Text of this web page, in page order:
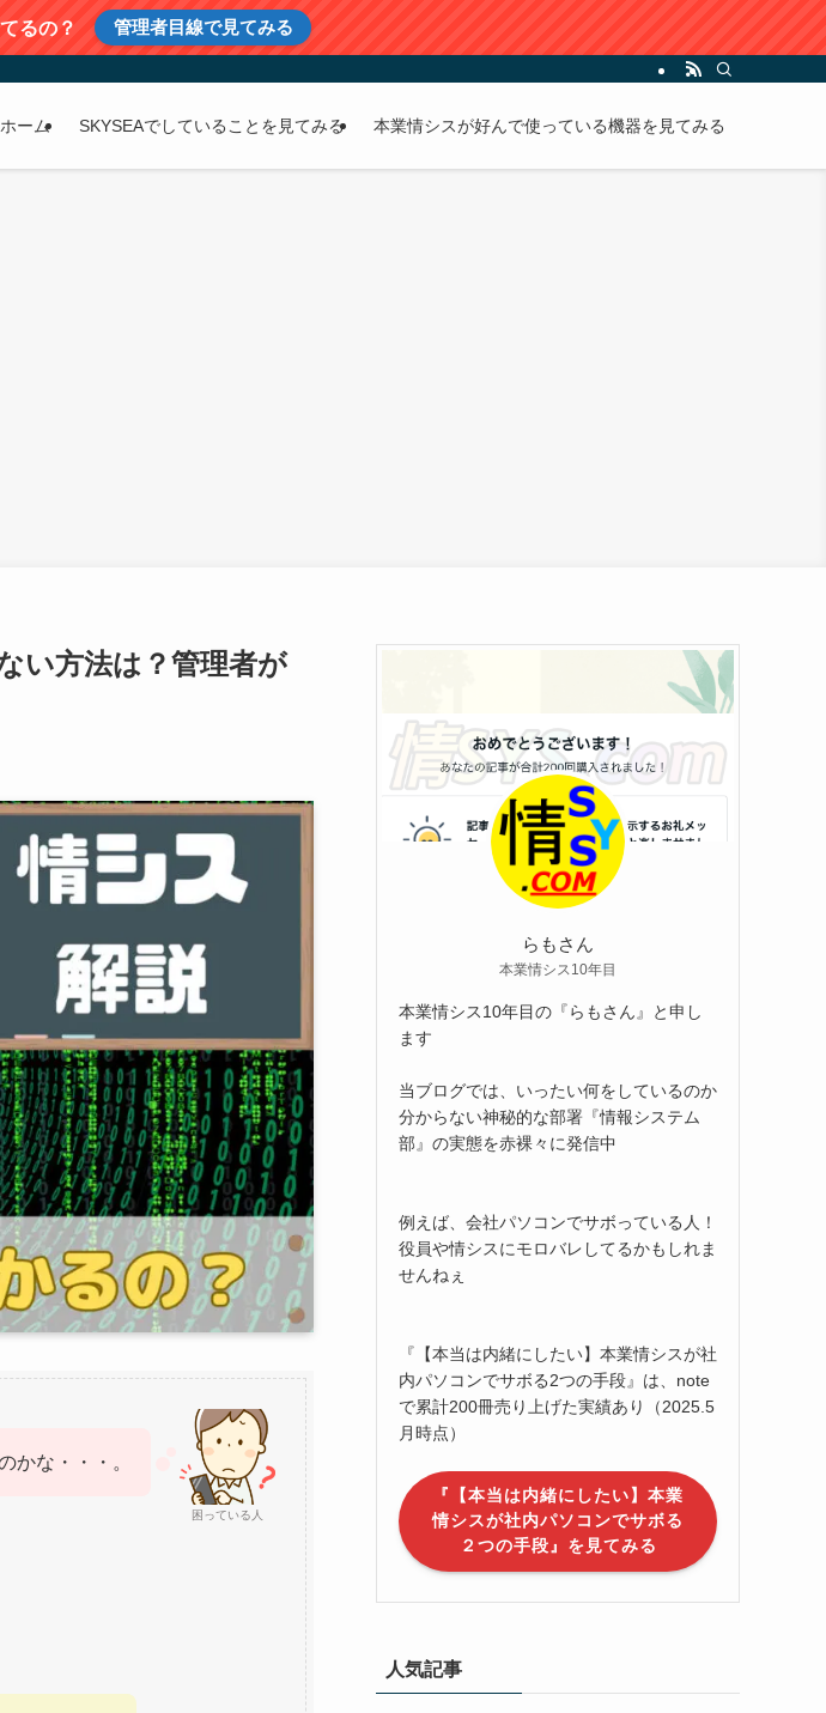
るの？ 管理者目線で見てみる
ホーム SKYSEAでしていることを見てみる 本業情シスが好んで使っている機器を見てみる
い方法は？管理者が
困っている人
かな・・・。
らもさん
本業情シス10年目
本業情シス10年目の『らもさん』と申し
ます
当ブログでは、いったい何をしているのか
分からない神秘的な部署『情報システム
部』の実態を赤裸々に発信中
例えば、会社パソコンでサボっている人！
役員や情シスにモロバレしてるかもしれま
せんねぇ
『【本当は内緒にしたい】本業情シスが社
内パソコンでサボる2つの手段』は、note
で累計200冊売り上げた実績あり（2025.5
月時点）
『【本当は内緒にしたい】本業
情シスが社内パソコンでサボる
２つの手段』を見てみる
人気記事